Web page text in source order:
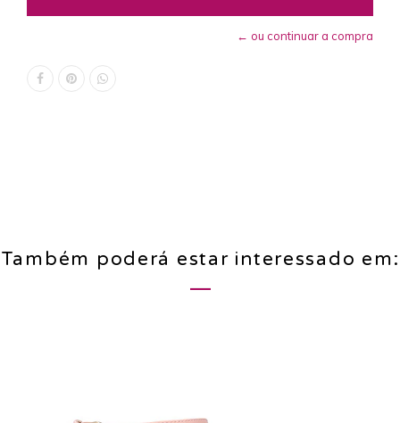
← ou continuar a compra
Também poderá estar interessado em: